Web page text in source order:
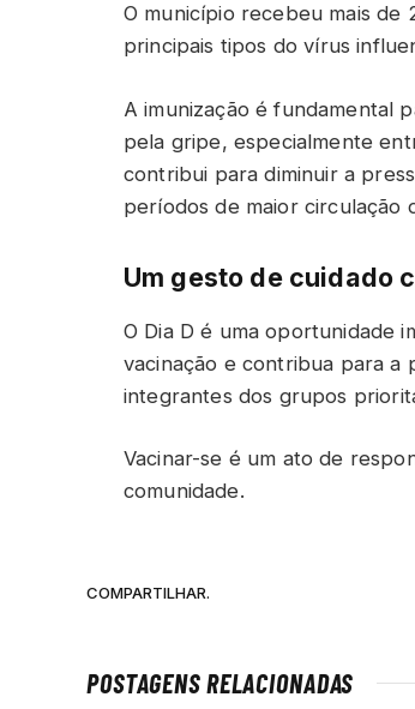
O município recebeu mais
principais tipos do vírus
A imunização é fundamental
pela gripe, especialmente
contribui para diminuir a
períodos de maior circulação
Um gesto de cuidado
O Dia D é uma oportunidade
vacinação e contribua para a
integrantes dos grupos
Vacinar-se é um ato de
comunidade.
COMPARTILHAR.
POSTAGENS RELACIONADAS